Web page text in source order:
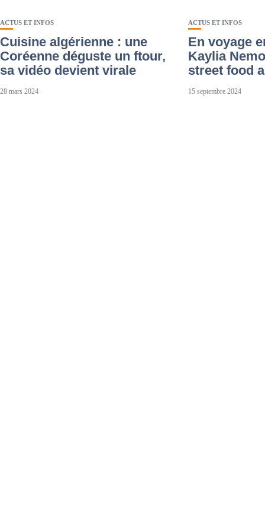
ACTUS ET INFOS
Cuisine algérienne : une
Coréenne déguste un ftour,
sa vidéo devient virale
28 mars 2024
ACTUS ET INFOS
En voyage
Kaylia
street food
15 septembre 2024